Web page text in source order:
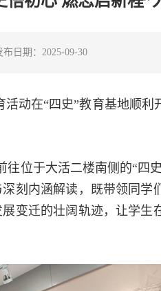
布日期：2025-09-30
动在“四史”教育基地顺
位于大活二楼南侧的“四
刻内涵解读，既带领同学
变迁的壮阔轨迹，让学生